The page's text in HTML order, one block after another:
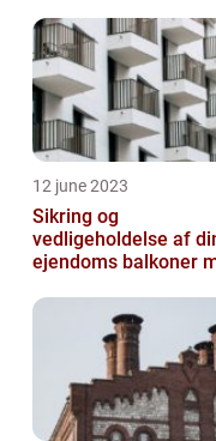
12 june 2023
Sikring og
vedligeholdelse af
ejendoms balkoner